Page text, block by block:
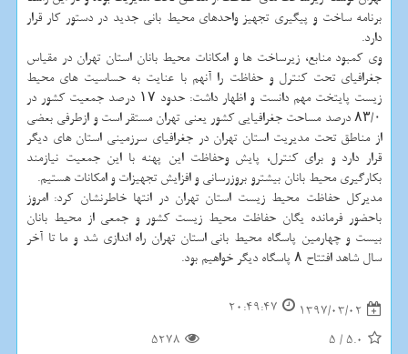
برنامه ساخت و پیگیری تجهیز واحدهای محیط بانی جدید در دستور كار قرار
دارد.
وی كمبود منابع، زیرساخت ها و امكانات محیط بانان استان تهران در مقیاس
جغرافیای تحت كنترل و حفاظت را آنهم با عنایت به حساسیت های محیط
زیست پایتخت مهم دانست و اظهار داشت: حدود ۱۷ درصد جمعیت كشور در
۸۳/۰ درصد مساحت جغرافیایی كشور یعنی تهران مستقر است و ازطرفی بعضی
از مناطق تحت مدیریت استان تهران در جغرافیای سرزمینی استان های دیگر
قرار دارد و برای كنترل، پایش وحفاظت این پهنه با این جمعیت نیازمند
بكارگیری محیط بانان بیشترو بروزرسانی و افزایش تجهیزات و امكانات هستیم.
مدیركل حفاظت محیط زیست استان تهران در انتها خاطرنشان كرد: امروز
باحضور فرمانده یگان حفاظت محیط زیست كشور و جمعی از محیط بانان
بیست و چهارمین پاسگاه محیط بانی استان تهران راه اندازی شد و ما تا آخر
سال شاهد افتتاح ۸ پاسگاه دیگر خواهیم بود.
1397/03/02
20:49:47
5.0
/
5
5278